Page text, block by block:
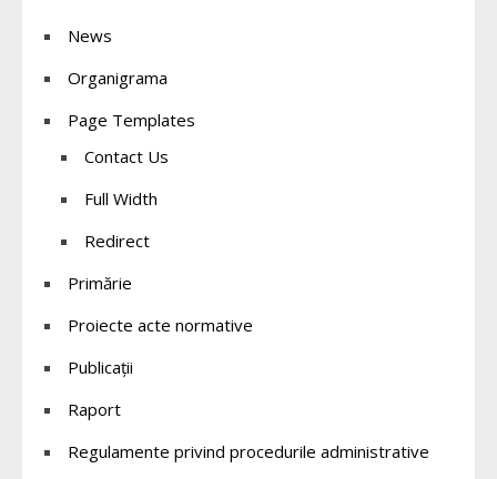
News
Organigrama
Page Templates
Contact Us
Full Width
Redirect
Primărie
Proiecte acte normative
Publicații
Raport
Regulamente privind procedurile administrative